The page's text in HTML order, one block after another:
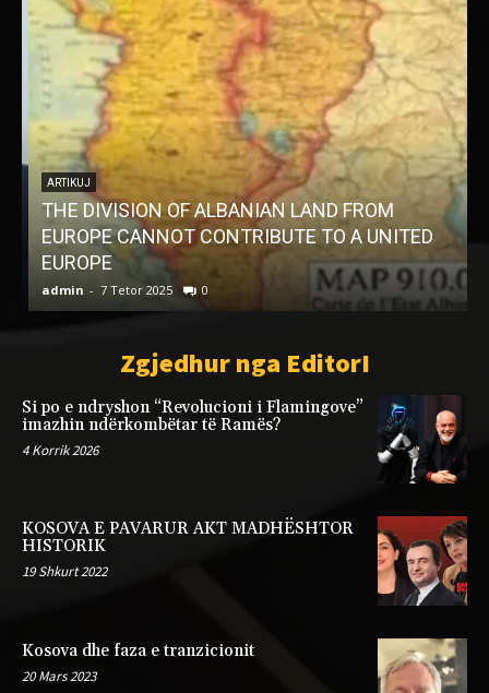
ARTIKUJ
THE DIVISION OF ALBANIAN LAND FROM
EUROPE CANNOT CONTRIBUTE TO A UNITED
EUROPE
admin 7 Tetor 2025 0
Zgjedhur nga EditorI
Si po e ndryshon “Revolucioni i Flamingove”
imazhin ndërkombëtar të Ramës?
4 Korrik 2026
KOSOVA E PAVARUR AKT MADHËSHTOR
HISTORIK
19 Shkurt 2022
Kosova dhe faza e tranzicionit
20 Mars 2023